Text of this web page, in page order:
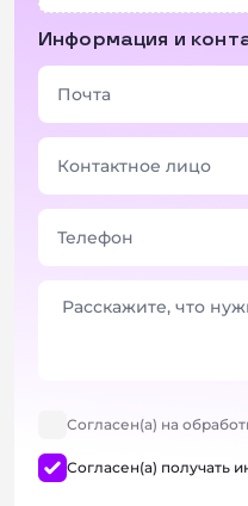
Информация и
Согласен(а) на
Согласен(а) получать